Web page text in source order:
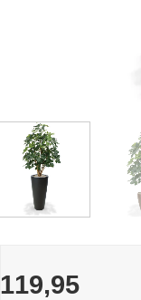
119,95